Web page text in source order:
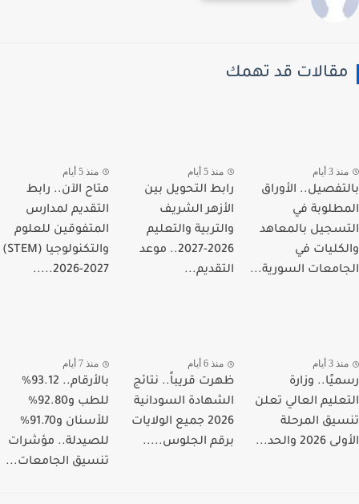
قد تهمك
3 أيام
الأوراق
في
بالمعاهد
في
السورية...
منذ 5 أيام
رابط التحويل بين
الأزهر الشريف
والتربية والتعليم
2026-2027.. موعد
التقديم...
منذ 5 أيام
متاح الآن.. رابط
التقديم لمدارس
المتفوقين للعلوم
والتكنولوجيا (STEM)
2026-2027.....
3 أيام
وزارة
العالي تعلن
المرحلة
والحد...
منذ 6 أيام
ظهرت قريباً.. نتائج
الشهادة السودانية
2026 جميع الولايات
برقم الجلوس.....
منذ 7 أيام
بالأرقام.. 93.12%
للطب و92.80%
للأسنان و91.70%
للصيدلة.. مؤشرات
تنسيق الجامعات...